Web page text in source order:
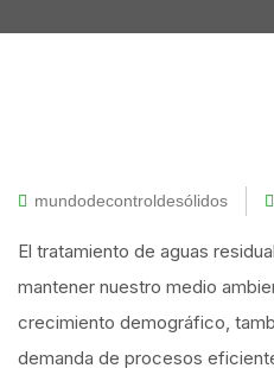
mundodecontroldesólidos
El tratamiento de aguas
mantener nuestro medio
crecimiento demográfico,
demanda de procesos